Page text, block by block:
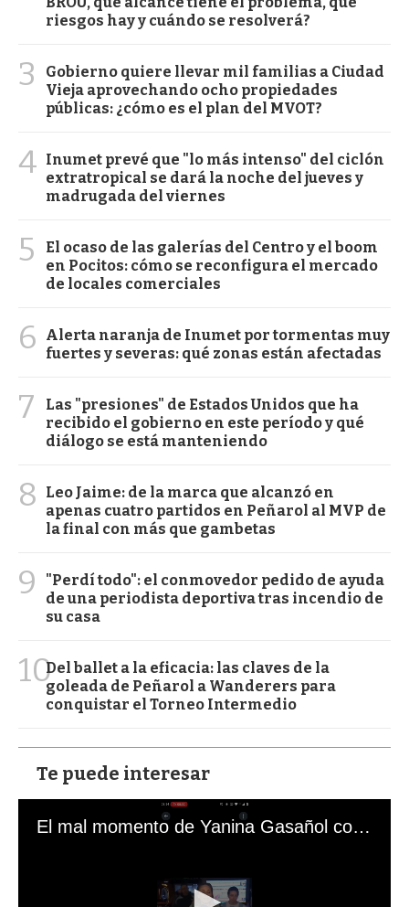
riesgos hay y cuándo se resolverá?
3
Gobierno quiere llevar mil familias a Ciudad
Vieja aprovechando ocho propiedades
públicas: ¿cómo es el plan del MVOT?
4 Inumet prevé que "lo más intenso" del ciclón
extratropical se dará la noche del jueves y
madrugada del viernes
5
El ocaso de las galerías del Centro y el boom
en Pocitos: cómo se reconfigura el mercado
de locales comerciales
6
Alerta naranja de Inumet por tormentas muy
fuertes y severas: qué zonas están afectadas
7
Las "presiones" de Estados Unidos que ha
recibido el gobierno en este período y qué
diálogo se está manteniendo
8
Leo Jaime: de la marca que alcanzó en
apenas cuatro partidos en Peñarol al MVP de
la final con más que gambetas
9
"Perdí todo": el conmovedor pedido de ayuda
de una periodista deportiva tras incendio de
su casa
10Del ballet a la eficacia: las claves de la
goleada de Peñarol a Wanderers para
conquistar el Torneo Intermedio
Te puede interesar
El mal momento de Yanina Gasañol con un hincha argentino en "Subrayado"